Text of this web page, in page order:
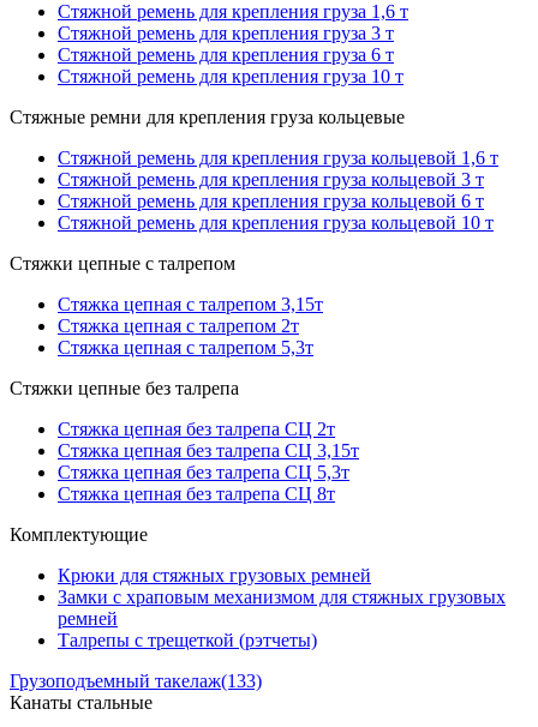
Стяжной ремень для крепления груза 1,6 т
Стяжной ремень для крепления груза 3 т
Стяжной ремень для крепления груза 6 т
Стяжной ремень для крепления груза 10 т
Стяжные ремни для крепления груза кольцевые
Стяжной ремень для крепления груза кольцевой 1,6 т
Стяжной ремень для крепления груза кольцевой 3 т
Стяжной ремень для крепления груза кольцевой 6 т
Стяжной ремень для крепления груза кольцевой 10 т
Стяжки цепные с талрепом
Стяжка цепная с талрепом 3,15т
Стяжка цепная с талрепом 2т
Стяжка цепная с талрепом 5,3т
Стяжки цепные без талрепа
Стяжка цепная без талрепа СЦ 2т
Стяжка цепная без талрепа СЦ 3,15т
Стяжка цепная без талрепа СЦ 5,3т
Стяжка цепная без талрепа СЦ 8т
Комплектующие
Крюки для стяжных грузовых ремней
Замки с храповым механизмом для стяжных грузовых
ремней
Талрепы с трещеткой (рэтчеты)
Грузоподъемный такелаж(133)
Канаты стальные